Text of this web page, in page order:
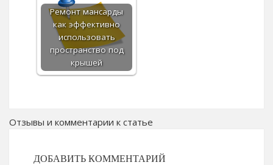
Ремонт мансарды
как эффективно
использовать
пространство под
крышей
Отзывы и комментарии к статье
ДОБАВИТЬ КОММЕНТАРИЙ